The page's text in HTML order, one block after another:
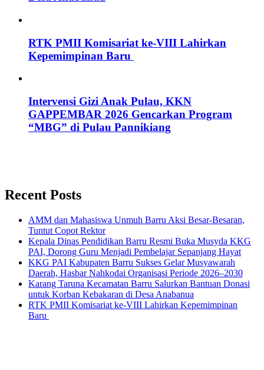
RTK PMII Komisariat ke-VIII Lahirkan
Kepemimpinan Baru
Intervensi Gizi Anak Pulau, KKN
GAPPEMBAR 2026 Gencarkan Program
“MBG” di Pulau Pannikiang
Recent Posts
AMM dan Mahasiswa Unmuh Barru Aksi Besar-Besaran,
Tuntut Copot Rektor
Kepala Dinas Pendidikan Barru Resmi Buka Musyda KKG
PAI, Dorong Guru Menjadi Pembelajar Sepanjang Hayat
KKG PAI Kabupaten Barru Sukses Gelar Musyawarah
Daerah, Hasbar Nahkodai Organisasi Periode 2026–2030
Karang Taruna Kecamatan Barru Salurkan Bantuan Donasi
untuk Korban Kebakaran di Desa Anabanua
RTK PMII Komisariat ke-VIII Lahirkan Kepemimpinan
Baru